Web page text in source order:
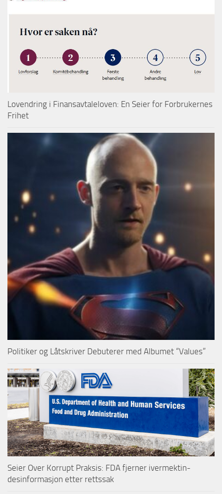
Lovendring i Finansavtaleloven: En Seier for Forbrukernes
Frihet
Politiker og Låtskriver Debuterer med Albumet “Values”
Seier Over Korrupt Praksis: FDA fjerner ivermektin-
desinformasjon etter rettssak